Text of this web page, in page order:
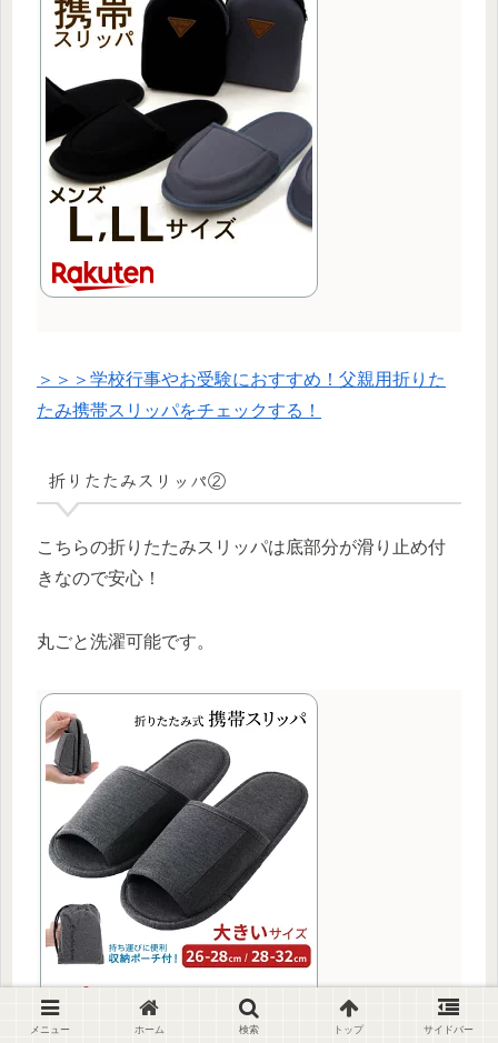
＞＞＞学校行事やお受験におすすめ！父親用折りた
たみ携帯スリッパをチェックする！
折りたたみスリッパ②
こちらの折りたたみスリッパは底部分が滑り止め付
きなので安心！
丸ごと洗濯可能です。
メニュー ホーム 検索 トップ サイドバー